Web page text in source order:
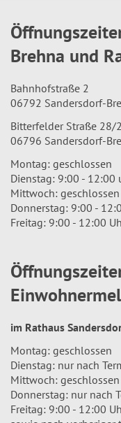
Brehna und
Bahnhofstraße 2
06792 Sandersdorf-
Bitterfelder Straße 28/
06796 Sandersdorf-
Montag: geschlossen
Dienstag: 9:00 - 12:00
Mittwoch: geschlossen
Donnerstag: 9:00 -
Freitag: 9:00 - 12:00
im Rathaus
Montag: geschlossen
Dienstag: nur nach
Mittwoch: geschlossen
Donnerstag: nur nach
Freitag: 9:00 - 12:00